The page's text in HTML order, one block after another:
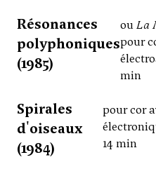
Résonances
polyphoniques
(1985)
ouLa
pour
min
Spirales
d'oiseaux
(1984)
pour cor
14 min